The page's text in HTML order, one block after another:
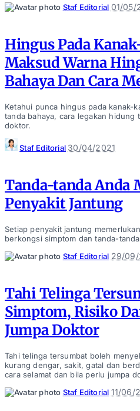
Posted
Staf Editorial 01/05/
Hingus Pada
Maksud Warna
Bahaya Dan Cara
Ketahui punca hingus pada kanak-
tanda bahaya, cara legakan
doktor.
Posted
by
Staf Editorial 30/04/2021
Tanda-tanda Anda
Penyakit Jantung
Setiap penyakit jantung
berkongsi simptom dan tanda-
Posted
Staf Editorial 29/
Tahi Telinga
Simptom, Risiko
Jumpa Doktor
Tahi telinga tersumbat boleh
kurang dengar, sakit, gatal dan
cara selamat dan bila perlu jumpa
Posted
Staf Editorial 11/06/